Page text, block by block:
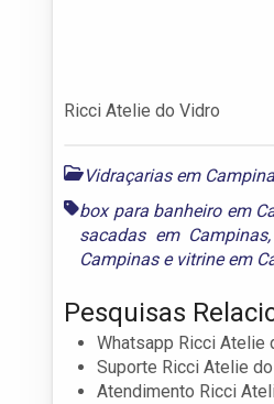
Ricci Atelie do Vidro
Vidraçarias em
box para banheiro em
sacadas em Campinas,
Campinase vitrine em
Pesquisas
Whatsapp Ricci Atelie
Suporte Ricci Atelie
Atendimento Ricci